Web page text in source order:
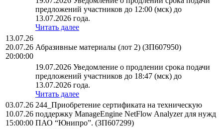
предложений участников до 12:00 (мск) до
13.07.2026 года.
Читать далее
13.07.26
20.07.26
20:00:00
Абразивные материалы (лот 2) (ЗП607950)
19.07.2026 Уведомление о продлении срока подачи
предложений участников до 18:47 (мск) до
13.07.2026 года.
Читать далее
03.07.26
10.07.26
15:00:00
244_Приобретение сертификата на техническую
поддержку ManageEngine NetFlow Analyzer для нужд
ПАО “Юнипро”. (ЗП607299)